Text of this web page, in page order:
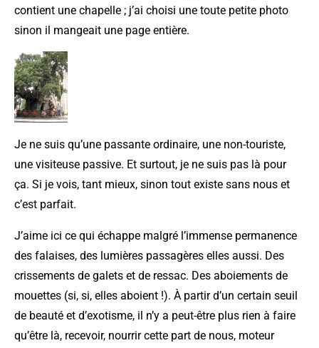
contient une chapelle ; j’ai choisi une toute petite photo
sinon il mangeait une page entière.
Je ne suis qu’une passante ordinaire, une non-touriste,
une visiteuse passive. Et surtout, je ne suis pas là pour
ça. Si je vois, tant mieux, sinon tout existe sans nous et
c’est parfait.
J’aime ici ce qui échappe malgré l’immense permanence
des falaises, des lumières passagères elles aussi. Des
crissements de galets et de ressac. Des aboiements de
mouettes (si, si, elles aboient !). À partir d’un certain seuil
de beauté et d’exotisme, il n’y a peut-être plus rien à faire
qu’être là, recevoir, nourrir cette part de nous, moteur